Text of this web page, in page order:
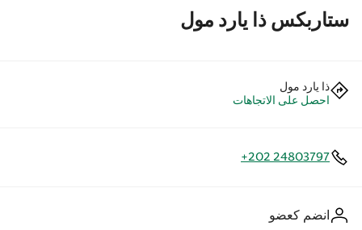
ستاربكس ذا يارد مول
ذا يارد مول
احصل على الاتجاهات
+202 24803797
انضم كعضو